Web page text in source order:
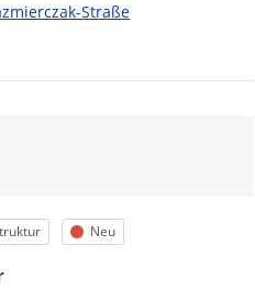
Straße
Status
Neu